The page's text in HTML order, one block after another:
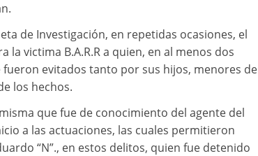
de Investigación, en repetidas ocasiones, el
victima B.A.R.R a quien, en al menos dos
evitados tanto por sus hijos, menores de
los hechos.
que fue de conocimiento del agente del
a las actuaciones, las cuales permitieron
“N”., en estos delitos, quien fue detenido